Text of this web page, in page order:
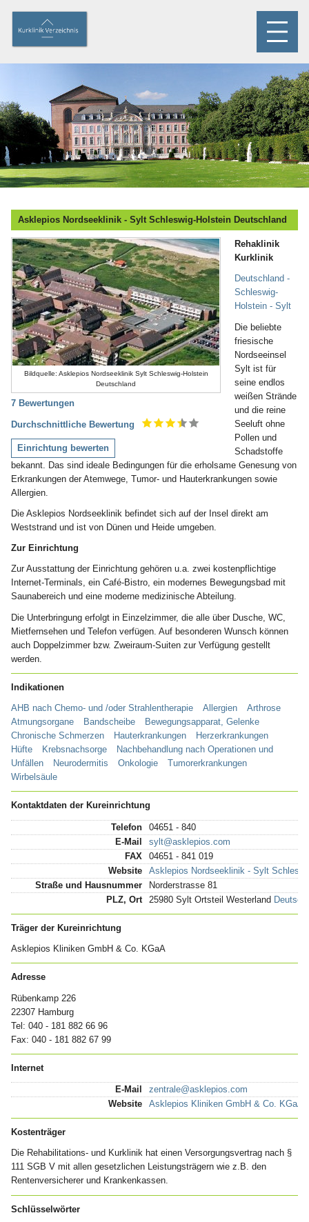
Asklepios Nordseeklinik - Sylt Schleswig-Holstein Deutschland
Bildquelle: Asklepios Nordseeklinik Sylt Schleswig-Holstein
Deutschland
7 Bewertungen
Durchschnittliche Bewertung
Einrichtung bewerten
Rehaklinik
Kurklinik
Deutschland -
Schleswig-
Holstein - Sylt
Die beliebte
friesische
Nordseeinsel
Sylt ist für
seine endlos
weißen Strände
und die reine
Seeluft ohne
Pollen und
Schadstoffe
bekannt. Das sind ideale Bedingungen für die erholsame Genesung von
Erkrankungen der Atemwege, Tumor- und Hauterkrankungen sowie
Allergien.
Die Asklepios Nordseeklinik befindet sich auf der Insel direkt am
Weststrand und ist von Dünen und Heide umgeben.
Zur Einrichtung
Zur Ausstattung der Einrichtung gehören u.a. zwei kostenpflichtige
Internet-Terminals, ein Café-Bistro, ein modernes Bewegungsbad mit
Saunabereich und eine moderne medizinische Abteilung.
Die Unterbringung erfolgt in Einzelzimmer, die alle über Dusche, WC,
Mietfernsehen und Telefon verfügen. Auf besonderen Wunsch können
auch Doppelzimmer bzw. Zweiraum-Suiten zur Verfügung gestellt
werden.
Indikationen
AHB nach Chemo- und /oder Strahlentherapie Allergien
Arthrose
Atmungsorgane
Bandscheibe
Bewegungsapparat, Gelenke
Chronische Schmerzen
Hauterkrankungen
Herzerkrankungen
Hüfte
Krebsnachsorge
Nachbehandlung nach Operationen und
Unfällen
Neurodermitis Onkologie
Tumorerkrankungen
Wirbelsäule
Kontaktdaten der Kureinrichtung
Telefon
04651 - 840
E-Mail
sylt@asklepios.com
FAX
04651 - 841 019
Website
Asklepios Nordseeklinik - Sylt
Straße und Hausnummer
Norderstrasse 81
PLZ, Ort
25980 Sylt Ortsteil Westerland
Träger der Kureinrichtung
Asklepios Kliniken GmbH & Co. KGaA
Adresse
Rübenkamp 226
22307 Hamburg
Tel: 040 - 181 882 66 96
Fax: 040 - 181 882 67 99
Internet
E-Mail
zentrale@asklepios.com
Website
Asklepios Kliniken GmbH & Co. KGaA
Kostenträger
Die Rehabilitations- und Kurklinik hat einen Versorgungsvertrag nach §
111 SGB V mit allen gesetzlichen Leistungsträgern wie z.B. den
Rentenversicherer und Krankenkassen.
Schlüsselwörter